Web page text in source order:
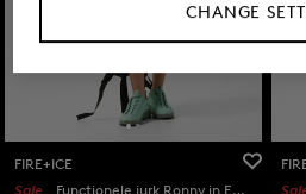
FIRE+ICE
Sale
Functionele jurk Ronny in Eucalyptus
CHANGE